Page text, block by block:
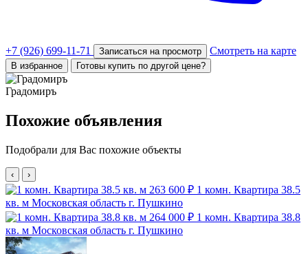
+7 (926) 699-11-71 Записаться на просмотр Смотреть на карте
В избранное Готовы купить по другой цене?
Градомиръ
Похожие объявления
Подобрали для Вас похожие объекты
‹ ›
263 600 ₽ 1 комн. Квартира 38.5
кв. м Московская область г. Пушкино
264 000 ₽ 1 комн. Квартира 38.8
кв. м Московская область г. Пушкино